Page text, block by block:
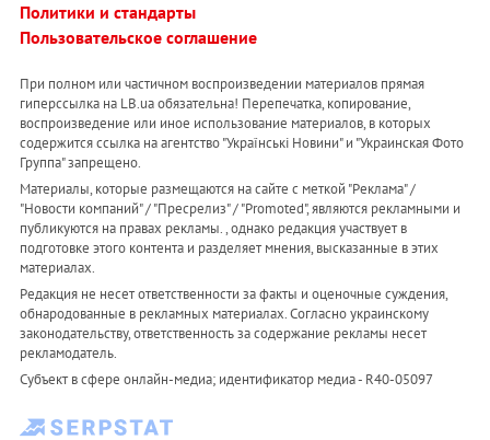
Политики и стандарты
Пользовательское соглашение
При полном или частичном воспроизведении материалов прямая
гиперссылка на LB.ua обязательна! Перепечатка, копирование,
воспроизведение или иное использование материалов, в которых
содержится ссылка на агентство "Українськi Новини" и "Украинская Фото
Группа" запрещено.
Материалы, которые размещаются на сайте с меткой "Реклама" /
"Новости компаний" / "Пресрелиз" / "Promoted", являются рекламными и
публикуются на правах рекламы. , однако редакция участвует в
подготовке этого контента и разделяет мнения, высказанные в этих
материалах.
Редакция не несет ответственности за факты и оценочные суждения,
обнародованные в рекламных материалах. Согласно украинскому
законодательству, ответственность за содержание рекламы несет
рекламодатель.
Субъект в сфере онлайн-медиа; идентификатор медиа - R40-05097